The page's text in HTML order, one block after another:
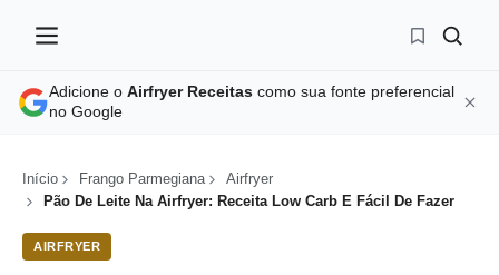
Adicione o Airfryer Receitas como sua fonte preferencial
no Google
Início Frango Parmegiana
Airfryer
Pão De Leite Na Airfryer: Receita Low Carb E Fácil De Fazer
AIRFRYER